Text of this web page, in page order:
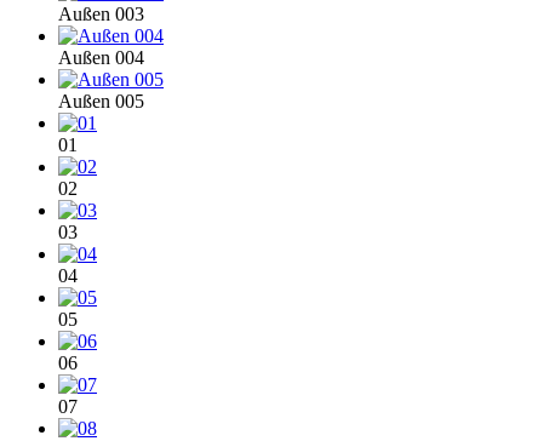
Außen 003
Außen 004
Außen 005
01
02
03
04
05
06
07